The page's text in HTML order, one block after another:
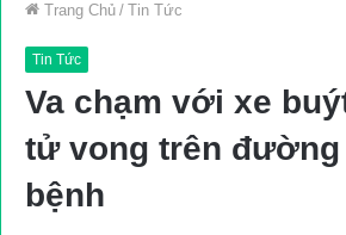
Trang Chủ / Tin Tức
Tin Tức
Va chạm với xe
tử vong trên đường
bệnh